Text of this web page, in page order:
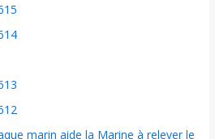
marin aide la Marine à relever le